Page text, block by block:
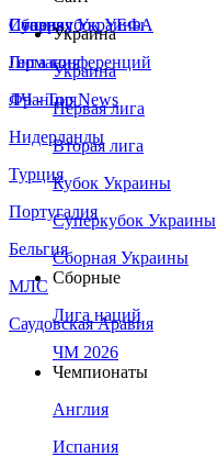
Сборная Украины
Италия
Германия
Франция
Нидерланды
Турция
Португалия
Бельгия
МЛС
Саудовская Аравия
Суперкубок УЕФА
Лига конференций
ЛЧ - Top News
Украина
Украина
Первая лига
Вторая лига
Кубок Украины
Суперкубок Украины
Сборная Украины
Сборные
Лига наций
ЧМ 2026
Чемпионаты
Англия
Испания